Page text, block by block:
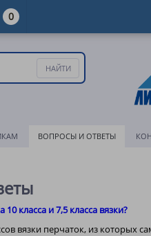
ВОПРОСЫ И ОТВЕТЫ
класса и 7,5 класса вязки?
вязки перчаток, из которых
0